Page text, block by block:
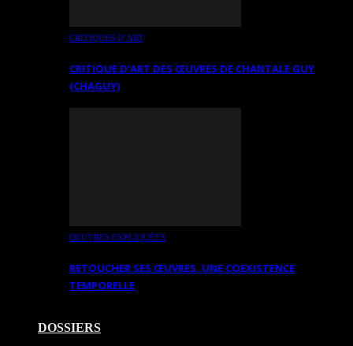
CRITIQUES D’ART
CRITIQUE D’ART DES ŒUVRES DE CHANTALE GUY
(CHAGUY)
OEUVRES EXPLIQUÉES
RETOUCHER SES ŒUVRES. UNE COEXISTENCE
TEMPORELLE
DOSSIERS